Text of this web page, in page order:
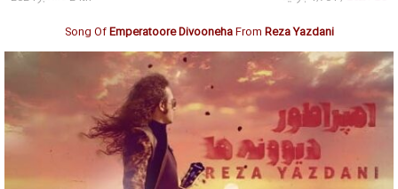
Song OfEmperatoore DivoonehaFrom Reza Yazdani